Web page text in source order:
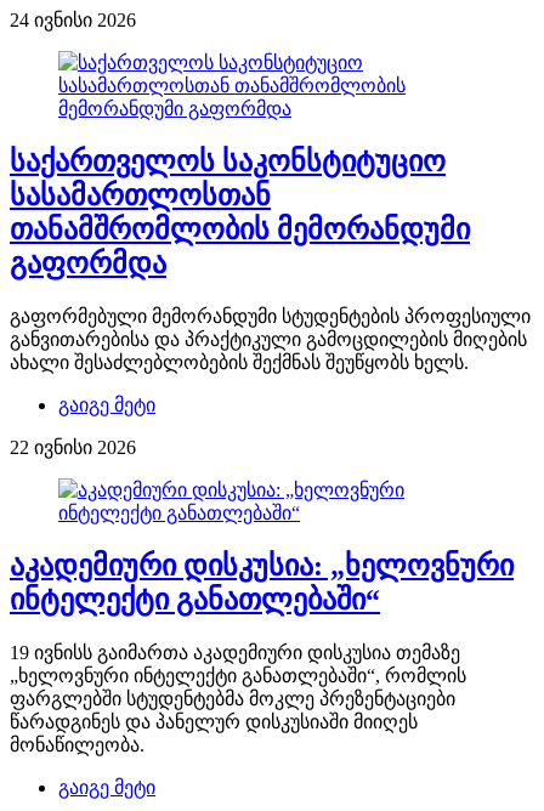
24 ივნისი 2026
საქართველოს საკონსტიტუციო
სასამართლოსთან
თანამშრომლობის მემორანდუმი
გაფორმდა
გაფორმებული მემორანდუმი სტუდენტების პროფესიული
განვითარებისა და პრაქტიკული გამოცდილების მიღების
ახალი შესაძლებლობების შექმნას შეუწყობს ხელს.
გაიგე მეტი
22 ივნისი 2026
აკადემიური დისკუსია: „ხელოვნური
ინტელექტი განათლებაში“
19 ივნისს გაიმართა აკადემიური დისკუსია თემაზე
„ხელოვნური ინტელექტი განათლებაში“, რომლის
ფარგლებში სტუდენტებმა მოკლე პრეზენტაციები
წარადგინეს და პანელურ დისკუსიაში მიიღეს
მონაწილეობა.
გაიგე მეტი